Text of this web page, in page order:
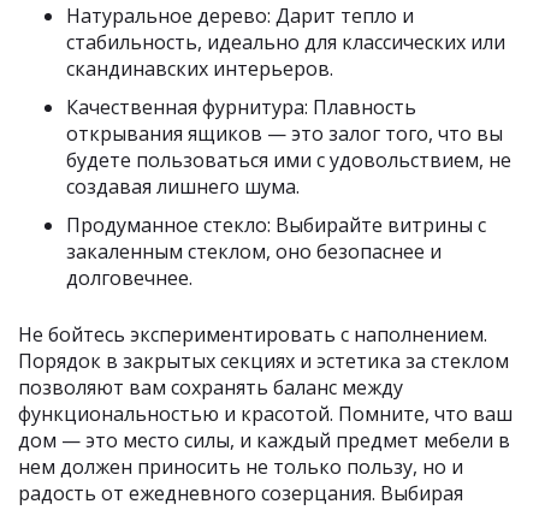
Натуральное дерево: Дарит тепло и
стабильность, идеально для классических или
скандинавских интерьеров.
Качественная фурнитура: Плавность
открывания ящиков — это залог того, что вы
будете пользоваться ими с удовольствием, не
создавая лишнего шума.
Продуманное стекло: Выбирайте витрины с
закаленным стеклом, оно безопаснее и
долговечнее.
Не бойтесь экспериментировать с наполнением.
Порядок в закрытых секциях и эстетика за стеклом
позволяют вам сохранять баланс между
функциональностью и красотой. Помните, что ваш
дом — это место силы, и каждый предмет мебели в
нем должен приносить не только пользу, но и
радость от ежедневного созерцания. Выбирая